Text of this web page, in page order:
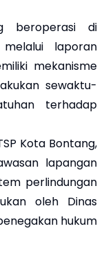
beroperasi di
laporan
mekanisme
sewaktu-
terhadap
Kota Bontang,
lapangan
perlindungan
oleh Dinas
hukum